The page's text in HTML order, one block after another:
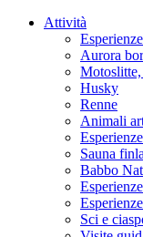
Attività
Aurora
Motoslitte,
Husky
Renne
Animali
Sauna
Babbo
Sci e